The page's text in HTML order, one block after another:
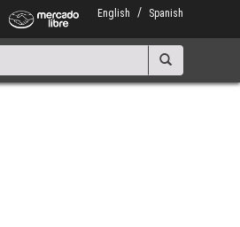
English Spanish
Buscar